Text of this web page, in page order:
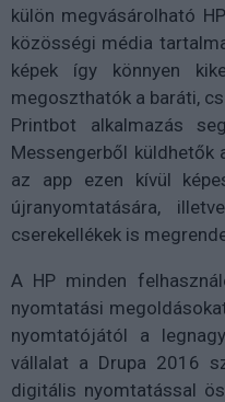
külön megvásárolható
közösségi média
képek így könnyen
megoszthatók a baráti,
Printbot alkalmazás
Messengerből küldhetők
az app ezen kívül
újranyomtatására,
cserekellékek is
A HP minden
nyomtatási
nyomtatójától a
vállalat a Drupa 2016
digitális nyomtatással